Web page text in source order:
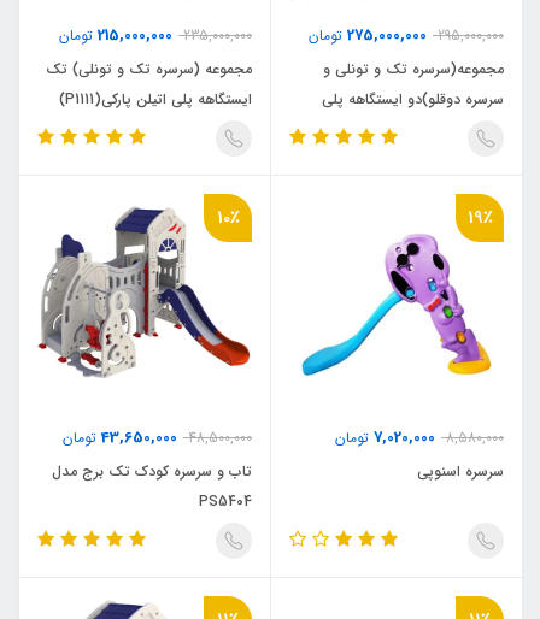
295,000,000
275,000,000 تومان
مجموعه(سرسره تک و تونلی و
سرسره دوقلو)دو ایستگاهه پلی
اتیلن پارکی(P1203)
235,000,000
215,000,000 تومان
مجموعه (سرسره تک و تونلی) تک
ایستگاهه پلی اتیلن پارکی(P1111)
19٪
8,580,000
7,020,000 تومان
سرسره اسنوپی
10٪
48,500,000
43,650,000تومان
تاب و سرسره کودک تک برج مدل
PS5404